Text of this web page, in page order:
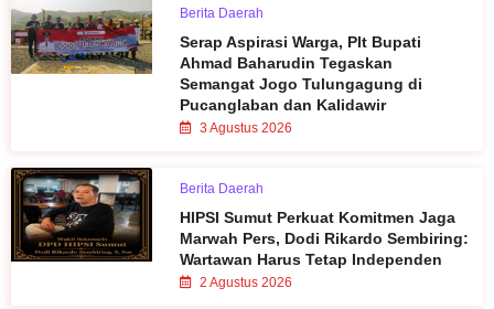
Berita Daerah
Serap Aspirasi Warga, Plt Bupati
Ahmad Baharudin Tegaskan
Semangat Jogo Tulungagung di
Pucanglaban dan Kalidawir
3 Agustus 2026
Berita Daerah
HIPSI Sumut Perkuat Komitmen Jaga
Marwah Pers, Dodi Rikardo Sembiring:
Wartawan Harus Tetap Independen
2 Agustus 2026